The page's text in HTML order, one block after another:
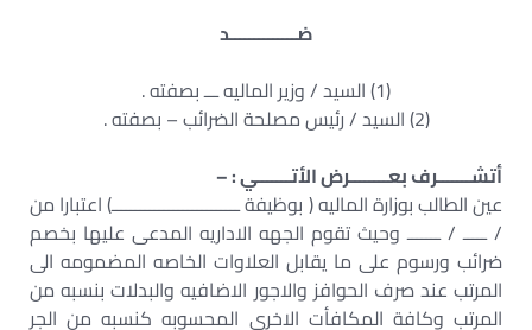
ضــــــــــــــد
(1) السيد / وزير الماليه ـــ بصفته .
(2) السيد / رئيس مصلحة الضرائب – بصفته .
أتشـــــــرف بعــــــــرض الأتـــــــي : –
عين الطالب بوزارة الماليه ( بوظيفة ـــــــــــــــــــــــــــ) اعتبارا من
/ ـــــ / ـــــــ وحيث تقوم الجهه الاداريه المدعى عليها بخصم
ضرائب ورسوم على ما يقابل العلاوات الخاصه المضمومه الى
المرتب عند صرف الحوافز والاجور الاضافيه والبدلات بنسبه من
المرتب وكافة المكافأت الاخرى المحسوبه كنسبه من الجر